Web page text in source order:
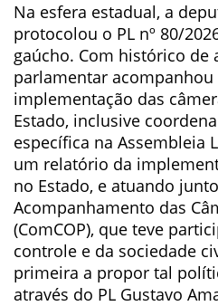
Na esfera estadual, a
protocolou o PL nº 80/
gaúcho. Com histórico de
parlamentar
implementação das
Estado, inclusive
específica na Assembleia
um relatório da
no Estado, e atuando
Acompanhamento das
(ComCOP), que teve
controle e da sociedade
primeira a propor tal
através do PL Gustavo